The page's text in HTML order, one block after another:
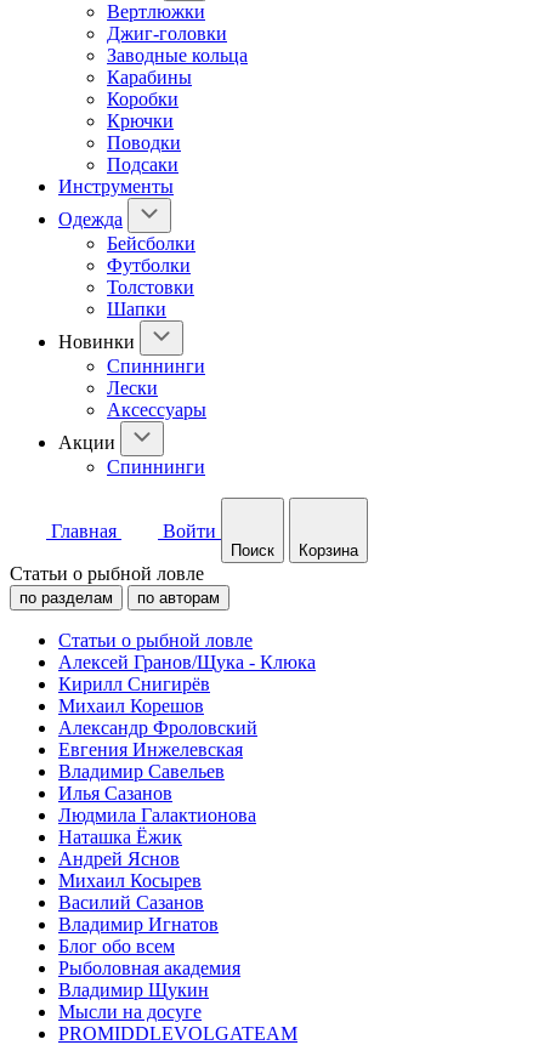
Вертлюжки
Джиг-головки
Заводные кольца
Карабины
Коробки
Крючки
Поводки
Подсаки
Инструменты
Одежда
Бейсболки
Футболки
Толстовки
Шапки
Новинки
Спиннинги
Лески
Аксессуары
Акции
Спиннинги
Главная Войти
Поиск Корзина
Статьи о рыбной ловле
по разделам по авторам
Статьи о рыбной ловле
Алексей Гранов/Щука - Клюка
Кирилл Снигирёв
Михаил Корешов
Александр Фроловский
Евгения Инжелевская
Владимир Савельев
Илья Сазанов
Людмила Галактионова
Наташка Ёжик
Андрей Яснов
Михаил Косырев
Василий Сазанов
Владимир Игнатов
Блог обо всем
Рыболовная академия
Владимир Щукин
Мысли на досуге
PROMIDDLEVOLGATEAM